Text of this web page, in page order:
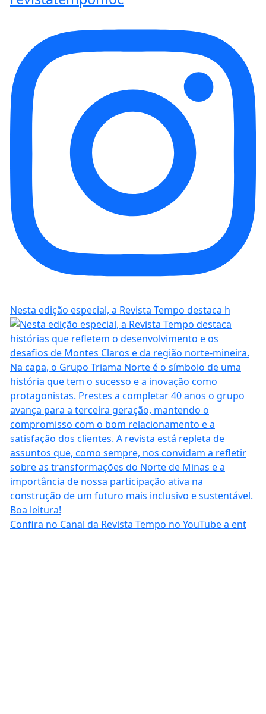
Nesta edição especial, a Revista Tempo destaca h
Confira no Canal da Revista Tempo no YouTube a ent